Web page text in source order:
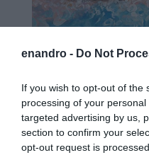
enandro - Do Not
If you wish to opt-out of the
processing of your
targeted advertising by us,
section to confirm your
opt-out request is
Προτεινόμενα